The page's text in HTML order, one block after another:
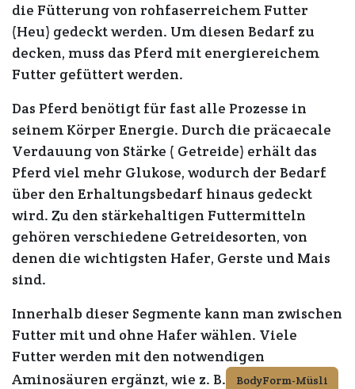
die Fütterung von rohfaserreichem Futter
(Heu) gedeckt werden. Um diesen Bedarf zu
decken, muss das Pferd mit energiereichem
Futter gefüttert werden.
Das Pferd benötigt für fast alle Prozesse in
seinem Körper Energie. Durch die präcaecale
Verdauung von Stärke ( Getreide) erhält das
Pferd viel mehr Glukose, wodurch der Bedarf
über den Erhaltungsbedarf hinaus gedeckt
wird. Zu den stärkehaltigen Futtermitteln
gehören verschiedene Getreidesorten, von
denen die wichtigsten Hafer, Gerste und Mais
sind.
Innerhalb dieser Segmente kann man zwischen
Futter mit und ohne Hafer wählen. Viele
Futter werden mit den notwendigen
Aminosäuren ergänzt, wie z. B.
BodyForm-Müsli